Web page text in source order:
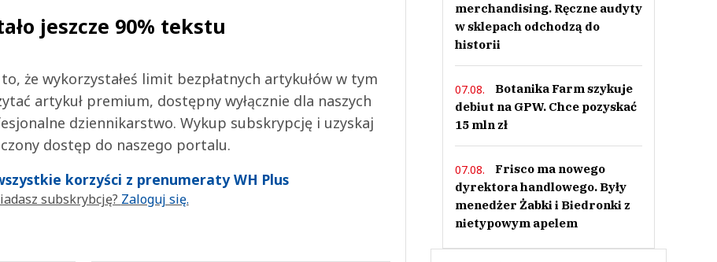
jeszcze 90% tekstu
że wykorzystałeś limit bezpłatnych artykułów w tym
artykuł premium, dostępny wyłącznie dla naszych
dziennikarstwo. Wykup subskrypcję i uzyskaj
dostęp do naszego portalu.
korzyści z prenumeraty WH Plus
subskrybcję? Zaloguj się.
merchandising. Ręczne audyty
w sklepach odchodzą do
historii
07.08.
Botanika Farm szykuje
debiut na GPW. Chce pozyskać
15 mln zł
07.08.
Frisco ma nowego
dyrektora handlowego. Były
menedżer Żabki i Biedronki z
nietypowym apelem